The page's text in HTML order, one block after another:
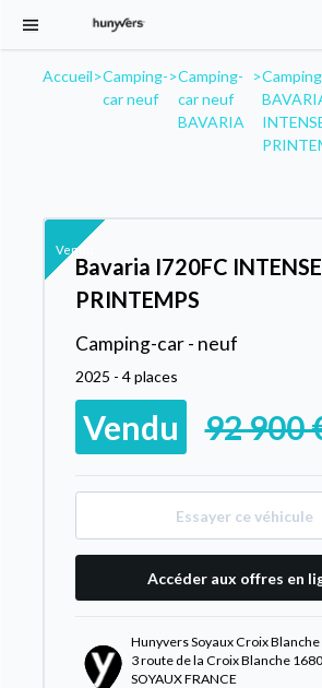
Accueil>Camping-
car neuf
>Camping-
car neuf
BAVARIA
>
Vendu
Bavaria I720FC
PRINTEMPS
Camping-car - neuf
2025 - 4 places
Vendu 92 900
Essayer ce véhicule
Accéder aux offres en
Hunyvers Soyaux Croix Blanche
3 route de la Croix Blanche
SOYAUX FRANCE